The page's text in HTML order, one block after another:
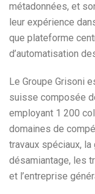
métadonnées, et
leur expérience
que plateforme
d’automatisation
Le Groupe Grisoni
suisse composée
employant 1 200
domaines de
travaux spéciaux,
désamiantage, les
et l’entreprise